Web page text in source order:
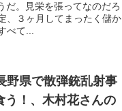
だ。見栄を張ってなのだろ
、３ヶ月してまったく儲か
べて...
野県で散弾銃乱射事
う！、木村花さんの